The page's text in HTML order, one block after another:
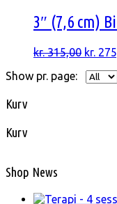
var:
kr.
3″ (7,6 cm)
kr.315,00 Den
pris
kr.
Show pr. page:
Kurv
Kurv
Shop News